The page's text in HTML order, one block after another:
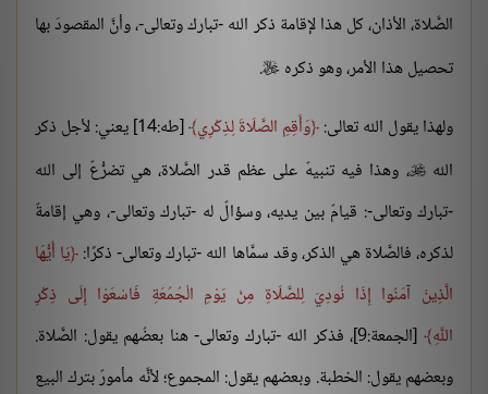
الصَّلاة، الأذان، كل هذا لإقامة ذكر الله -تبارك وتعالى-، وأنَّ المقصودَ بها
تحصيل هذا الأمر، وهو ذكره 
.
ولهذا يقول الله تعالى: وَأَقِمِ الصَّلَاةَ لِذِكْرِي
[طه:14] يعني: لأجل ذكر
الله، وهذا فيه تنبيهٌ على عظم قدر الصَّلاة، هي تضرُّعٌ إلى الله
-تبارك وتعالى-: قيامٌ بين يديه، وسؤالٌ له -تبارك وتعالى-، وهي إقامةٌ
لذكره، فالصَّلاة هي الذكر، وقد سمَّاها الله -تبارك وتعالى- ذكرًا: يَا أَيُّهَا
الَّذِينَ آمَنُوا إِذَا نُودِيَ لِلصَّلَاةِ مِنْ يَوْمِ الْجُمُعَةِ فَاسْعَوْا إِلَى ذِكْرِ
اللَّهِ
[الجمعة:9]، فذكر الله -تبارك وتعالى- هنا بعضُهم يقول: الصَّلاة.
وبعضهم يقول: الخطبة. وبعضهم يقول: المجموع؛ لأنَّه مأمورٌ بترك البيع